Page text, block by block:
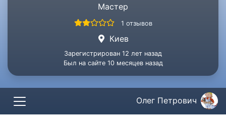
Мастер
1 отзывов
Киев
Зарегистрирован 12 лет назад
Был на сайте 10 месяцев назад
Олег Петрович